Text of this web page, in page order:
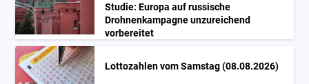
Studie: Europa auf russische
Drohnenkampagne unzureichend
vorbereitet
Lottozahlen vom Samstag (08.08.2026)